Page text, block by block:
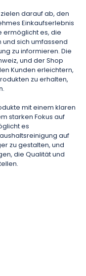
darauf ab, den
Einkaufserlebnis
ermöglicht es, die
und sich umfassend
zu informieren. Die
und der Shop
Kunden erleichtern,
zu erhalten,
mit einem klaren
starken Fokus auf
es
auf
zu gestalten, und
die Qualität und